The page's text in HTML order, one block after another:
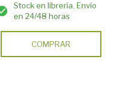
Stock en librería. Envío
en 24/48 horas
COMPRAR